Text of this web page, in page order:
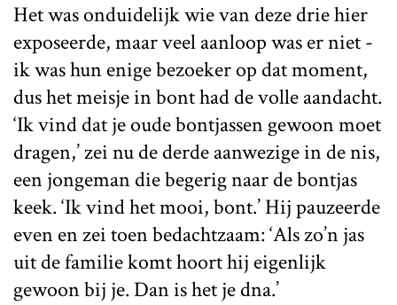
Het was onduidelijk wie van deze drie hier
exposeerde, maar veel aanloop was er niet -
ik was hun enige bezoeker op dat moment,
dus het meisje in bont had de volle aandacht.
‘Ik vind dat je oude bontjassen gewoon moet
dragen,’ zei nu de derde aanwezige in de nis,
een jongeman die begerig naar de bontjas
keek. ‘Ik vind het mooi, bont.’ Hij pauzeerde
even en zei toen bedachtzaam: ‘Als zo’n jas
uit de familie komt hoort hij eigenlijk
gewoon bij je. Dan is het je dna.’